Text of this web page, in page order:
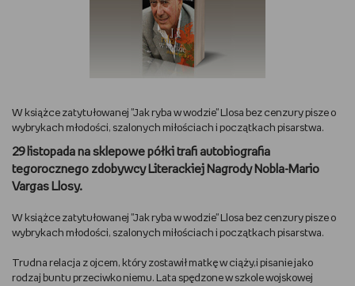
TRENUJĘ
URZĄDZAM I DEKORUJĘ
W książce zatytułowanej "Jak ryba w wodzie" Llosa bez cenzury pisze o
wybrykach młodości, szalonych miłościach i początkach pisarstwa.
29 listopada na sklepowe półki trafi autobiografia
tegorocznego zdobywcy Literackiej Nagrody Nobla-Mario
Vargas Llosy.
W książce zatytułowanej "Jak ryba w wodzie" Llosa bez cenzury pisze o
wybrykach młodości, szalonych miłościach i początkach pisarstwa.
Trudna relacja z ojcem, który zostawił matkę w ciąży,i pisanie jako
rodzaj buntu przeciwko niemu. Lata spędzone w szkole wojskowej